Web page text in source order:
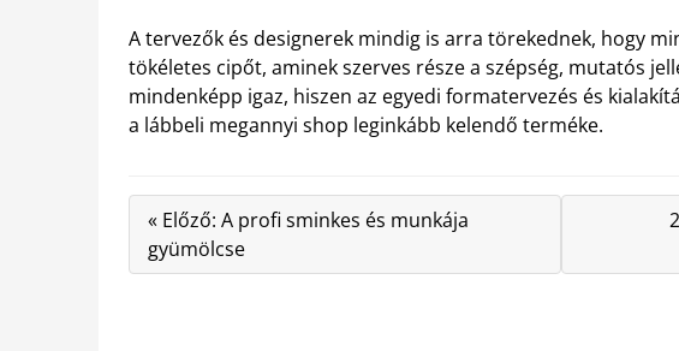
A tervezők és designerek mindig is arra törekednek, hogy
tökéletes cipőt, aminek szerves része a szépség, mutatós
mindenképp igaz, hiszen az egyedi formatervezés és
a lábbeli megannyi shop leginkább kelendő terméke.
« Előző: A profi sminkes és munkája
gyümölcse